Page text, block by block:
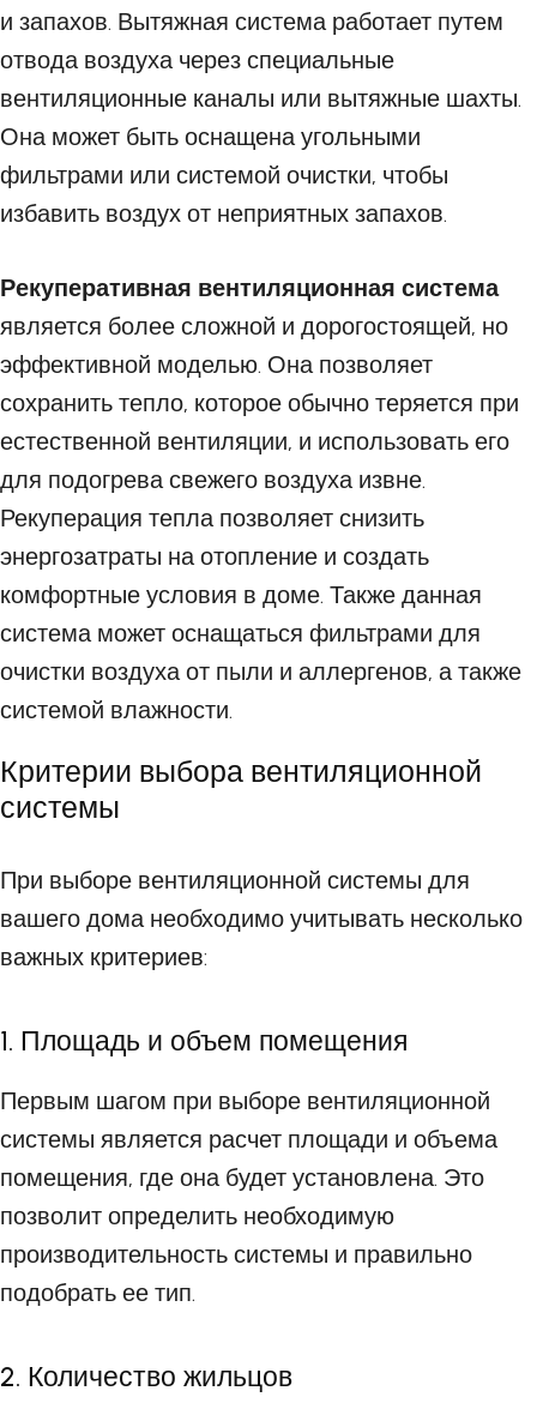
и запахов. Вытяжная система работает путем
отвода воздуха через специальные
вентиляционные каналы или вытяжные шахты.
Она может быть оснащена угольными
фильтрами или системой очистки, чтобы
избавить воздух от неприятных запахов.
Рекуперативная вентиляционная система
является более сложной и дорогостоящей, но
эффективной моделью. Она позволяет
сохранить тепло, которое обычно теряется при
естественной вентиляции, и использовать его
для подогрева свежего воздуха извне.
Рекуперация тепла позволяет снизить
энергозатраты на отопление и создать
комфортные условия в доме. Также данная
система может оснащаться фильтрами для
очистки воздуха от пыли и аллергенов, а также
системой влажности.
Критерии выбора вентиляционной
системы
При выборе вентиляционной системы для
вашего дома необходимо учитывать несколько
важных критериев:
1. Площадь и объем помещения
Первым шагом при выборе вентиляционной
системы является расчет площади и объема
помещения, где она будет установлена. Это
позволит определить необходимую
производительность системы и правильно
подобрать ее тип.
2. Количество жильцов